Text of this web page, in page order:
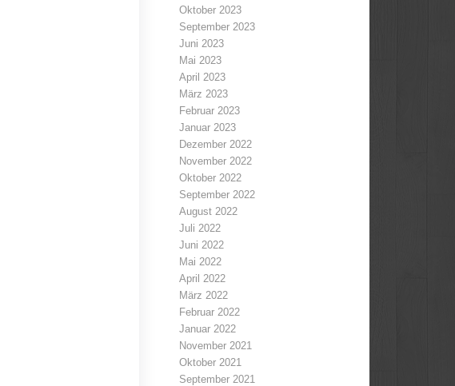
Oktober 2023
September 2023
Juni 2023
Mai 2023
April 2023
März 2023
Februar 2023
Januar 2023
Dezember 2022
November 2022
Oktober 2022
September 2022
August 2022
Juli 2022
Juni 2022
Mai 2022
April 2022
März 2022
Februar 2022
Januar 2022
November 2021
Oktober 2021
September 2021